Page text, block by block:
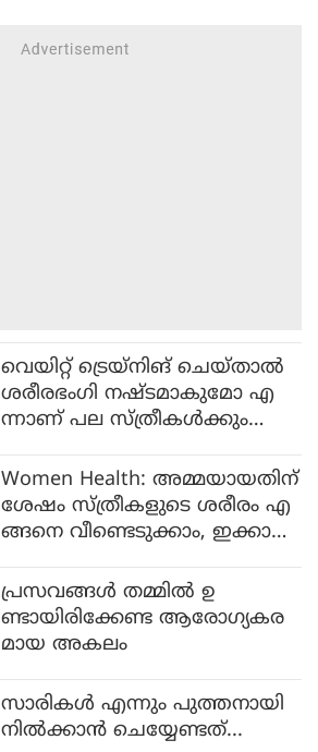
വെയിറ്റ് ട്രെയ്നിങ് ചെയ്താൽ
ശരീരഭംഗി നഷ്ടമാകുമോ എ
ന്നാണ് പല സ്ത്രീകൾക്കും
ടക്കുമ്പോൾ സ്ത്രീകൾ ചെയ്യ
ണം: സാമന്ത റൂത്ത് പ്രഭു
Women Health: അമ്മയായതിന്
ശേഷം സ്ത്രീകളുടെ ശരീരം എ
ങ്ങനെ വീണ്ടെടുക്കാം, ഇക്കാര്യ
പ്രസവങ്ങള്‍ തമ്മില്‍ ഉ
ണ്ടായിരിക്കേണ്ട ആരോഗ്യകര
മായ അകലം
സാരികൾ എന്നും പുത്തനായി
നിൽക്കാൻ ചെയ്യേണ്ടത്...